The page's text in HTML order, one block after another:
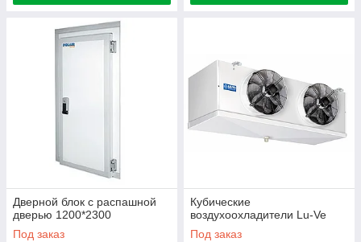
Дверной блок с распашной
дверью 1200*2300
Под заказ
Кубические
воздухоохладители Lu-Ve
Под заказ